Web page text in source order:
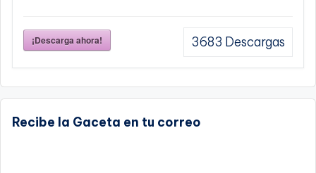
¡Descarga ahora! 3683 Descargas
Recibe la Gaceta en tu correo